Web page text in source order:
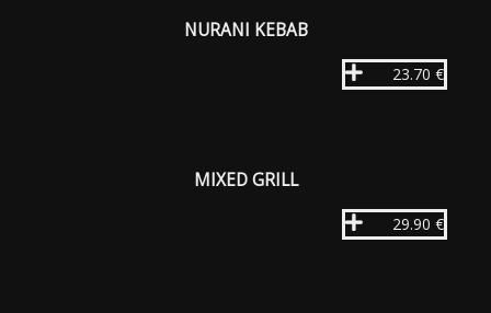
NURANI KEBAB
23.70 €
MIXED GRILL
29.90 €